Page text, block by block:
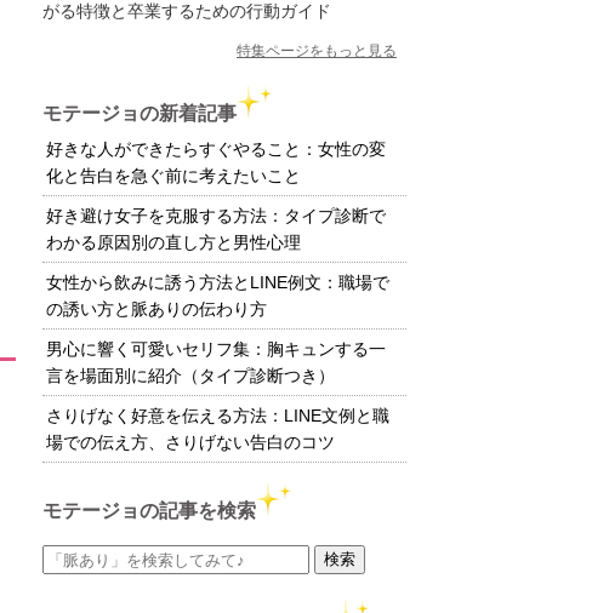
がる特徴と卒業するための行動ガイド
特集ページをもっと見る
モテージョの新着記事
好きな人ができたらすぐやること：女性の変
化と告白を急ぐ前に考えたいこと
好き避け女子を克服する方法：タイプ診断で
わかる原因別の直し方と男性心理
女性から飲みに誘う方法とLINE例文：職場で
の誘い方と脈ありの伝わり方
男心に響く可愛いセリフ集：胸キュンする一
言を場面別に紹介（タイプ診断つき）
さりげなく好意を伝える方法：LINE文例と職
場での伝え方、さりげない告白のコツ
モテージョの記事を検索